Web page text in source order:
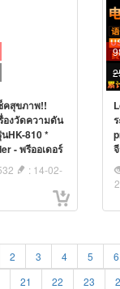
คสุขภาพ!!
องวัดความดัน
HK-810 *
- พรีออเดอร์
: 14-02-
2 3 4 5
6
21 22 23